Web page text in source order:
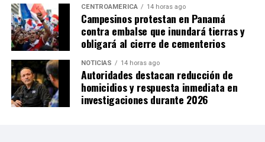
CENTROAMÉRICA 14 horas ago
Campesinos protestan en Panamá
contra embalse que inundará tierras y
obligará al cierre de cementerios
NOTICIAS 14 horas ago
Autoridades destacan reducción de
homicidios y respuesta inmediata en
investigaciones durante 2026